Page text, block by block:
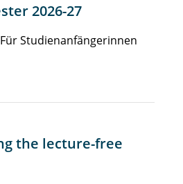
2026-27
Studienanfängerinnen
the lecture-free